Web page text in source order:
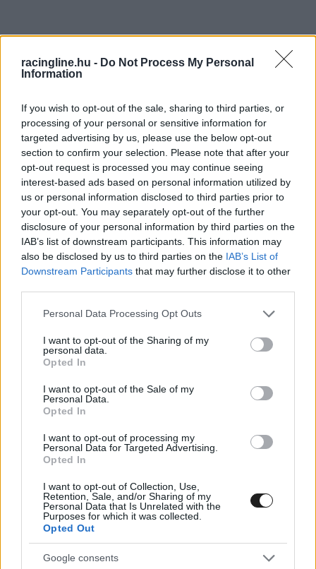
racingline.hu - Do Not Process My Personal
Information
If you wish to opt-out of the sale, sharing to third parties, or
processing of your personal or sensitive information for
targeted advertising by us, please use the below opt-out
section to confirm your selection. Please note that after your
opt-out request is processed you may continue seeing
interest-based ads based on personal information utilized by
us or personal information disclosed to third parties prior to
your opt-out. You may separately opt-out of the further
disclosure of your personal information by third parties on the
IAB’s list of downstream participants. This information may
also be disclosed by us to third parties on the IAB’s List of
Downstream Participants that may further disclose it to other
Please note that this website/app uses one or more Google
not limited to your visit or usage behaviour. You may click to
grant or deny consent to Google and its third-party tags to
use your data for below specified purposes in below Google
consent section.
Personal Data Processing Opt Outs
I want to opt-out of the Sharing of my
personal data.
Opted In
I want to opt-out of the Sale of my
Personal Data.
Opted In
I want to opt-out of processing my
Personal Data for Targeted Advertising.
Opted In
I want to opt-out of Collection, Use,
Retention, Sale, and/or Sharing of my
Personal Data that Is Unrelated with the
Purposes for which it was collected.
Opted Out
Google consents
A Gresini életében azonban nem ez volt az
egyetlen komolyabb beszédtéma a szombati nap
folyamán. Ahogyan arról már több ízben is
cikkeztünk, teljes sorcsere jöhet az alakulatnál
2027-ben. Álex Márquez a hírek szerint
gyári csapatát fogja erősíteni
, míg Fermín